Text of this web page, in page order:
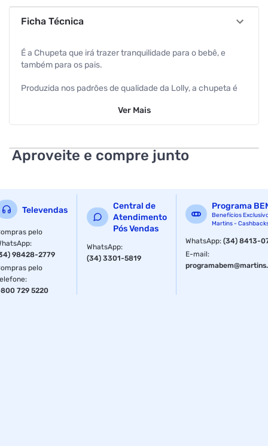
Ficha Técnica
É a Chupeta que irá trazer tranquilidade para o bebê, e
também para os pais.
Produzida nos padrões de qualidade da Lolly, a chupeta é
Cor Rosa
Ver Mais
Aproveite e compre junto
Televendas
pelo
:
98428-2779
pelo
:
729 5220
Central de
Atendimento
Pós Vendas
WhatsApp:
(34) 3301-5819
Programa
Benefícios
Martins -
WhatsApp:(34) 8413-
E-mail: